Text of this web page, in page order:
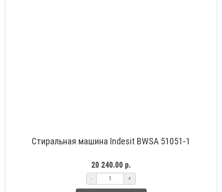
Стиральная машина Indesit BWSA 51051-1
20 240.00 р.
- +